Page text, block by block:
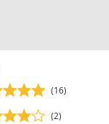
(16)
(2)